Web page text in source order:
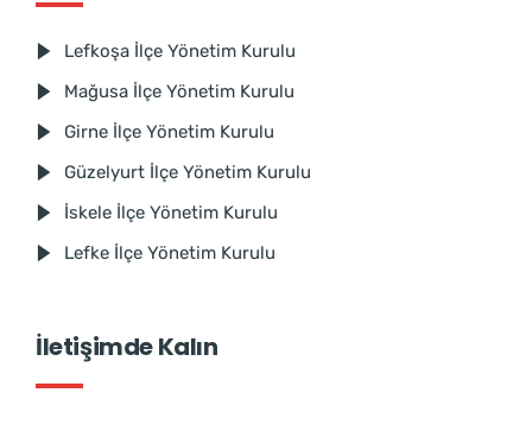
Lefkoşa İlçe Yönetim Kurulu
Mağusa İlçe Yönetim Kurulu
Girne İlçe Yönetim Kurulu
Güzelyurt İlçe Yönetim Kurulu
İskele İlçe Yönetim Kurulu
Lefke İlçe Yönetim Kurulu
İletişimde Kalın